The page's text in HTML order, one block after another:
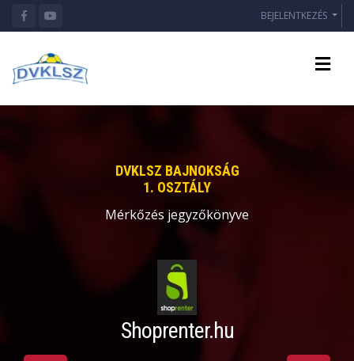
BEJELENTKEZÉS
DVKLSZ BAJNOKSÁG
1. OSZTÁLY
Mérkőzés jegyzőkönyve
Shoprenter.hu